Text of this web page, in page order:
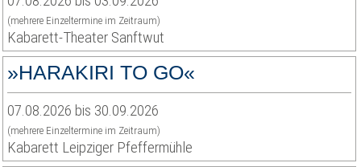
(mehrere Einzeltermine im Zeitraum)
Kabarett-Theater Sanftwut
»HARAKIRI TO GO«
07.08.2026 bis 30.09.2026
(mehrere Einzeltermine im Zeitraum)
Kabarett Leipziger Pfeffermühle